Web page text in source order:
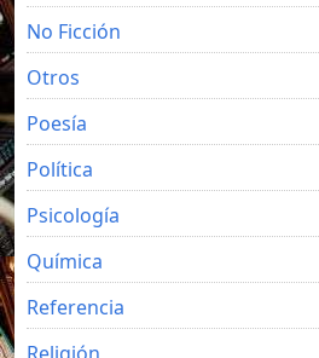
No Ficción
Otros
Poesía
Política
Psicología
Química
Referencia